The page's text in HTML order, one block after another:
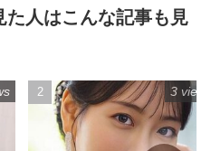
た人はこんな記事も見
3